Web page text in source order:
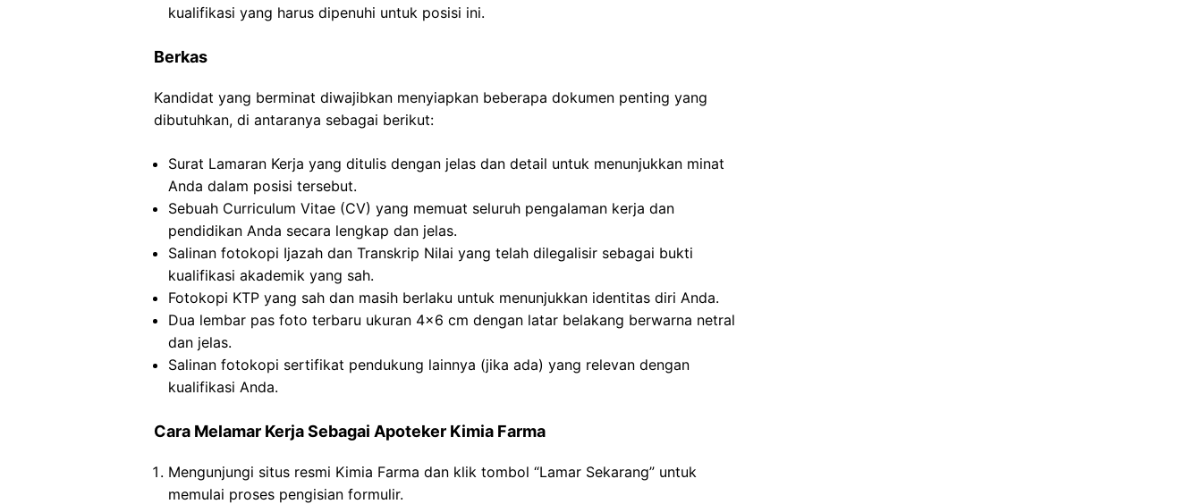
kualifikasi yang harus dipenuhi untuk posisi ini.
Berkas
Kandidat yang berminat diwajibkan menyiapkan beberapa dokumen penting yang
dibutuhkan, di antaranya sebagai berikut:
Surat Lamaran Kerja yang ditulis dengan jelas dan detail untuk menunjukkan minat
Anda dalam posisi tersebut.
Sebuah Curriculum Vitae (CV) yang memuat seluruh pengalaman kerja dan
pendidikan Anda secara lengkap dan jelas.
Salinan fotokopi Ijazah dan Transkrip Nilai yang telah dilegalisir sebagai bukti
kualifikasi akademik yang sah.
Fotokopi KTP yang sah dan masih berlaku untuk menunjukkan identitas diri Anda.
Dua lembar pas foto terbaru ukuran 4×6 cm dengan latar belakang berwarna netral
dan jelas.
Salinan fotokopi sertifikat pendukung lainnya (jika ada) yang relevan dengan
kualifikasi Anda.
Cara Melamar Kerja Sebagai Apoteker Kimia Farma
Mengunjungi situs resmi Kimia Farma dan klik tombol “Lamar Sekarang” untuk
memulai proses pengisian formulir.